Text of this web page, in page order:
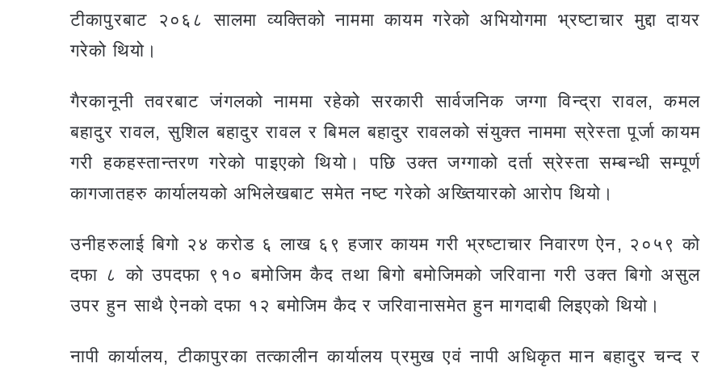
टीकापुरबाट २०६८ सालमा व्यक्तिको नाममा कायम गरेको अभियोगमा भ्रष्टाचार मुद्दा दायर
गरेको थियो।
गैरकानूनी तवरबाट जंगलको नाममा रहेको सरकारी सार्वजनिक जग्गा विन्द्रा रावल, कमल
बहादुर रावल, सुशिल बहादुर रावल र बिमल बहादुर रावलको संयुक्त नाममा स्रेस्ता पूर्जा कायम
गरी हकहस्तान्तरण गरेको पाइएको थियो। पछि उक्त जग्गाको दर्ता स्रेस्ता सम्बन्धी सम्पूर्ण
कागजातहरु कार्यालयको अभिलेखबाट समेत नष्ट गरेको अख्तियारको आरोप थियो।
उनीहरुलाई बिगो २४ करोड ६ लाख ६९ हजार कायम गरी भ्रष्टाचार निवारण ऐन, २०५९ को
दफा ८ को उपदफा ९१० बमोजिम कैद तथा बिगो बमोजिमको जरिवाना गरी उक्त बिगो असुल
उपर हुन साथै ऐनको दफा १२ बमोजिम कैद र जरिवानासमेत हुन मागदाबी लिइएको थियो।
नापी कार्यालय, टीकापुरका तत्कालीन कार्यालय प्रमुख एवं नापी अधिकृत मान बहादुर चन्द र